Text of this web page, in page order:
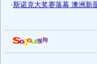
·斯诺克大奖赛落幕 澳洲新